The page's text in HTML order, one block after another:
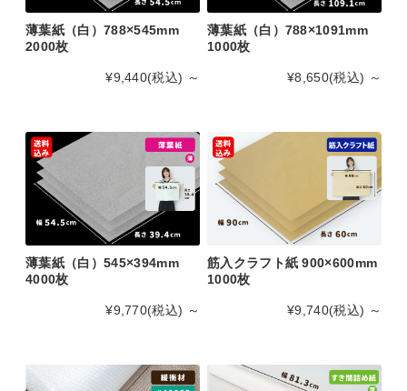
薄葉紙（白）788×545mm
2000枚
¥9,440(税込) ～
薄葉紙（白）788×1091mm
1000枚
¥8,650(税込) ～
薄葉紙（白）545×394mm
4000枚
¥9,770(税込) ～
筋入クラフト紙 900×600mm
1000枚
¥9,740(税込) ～